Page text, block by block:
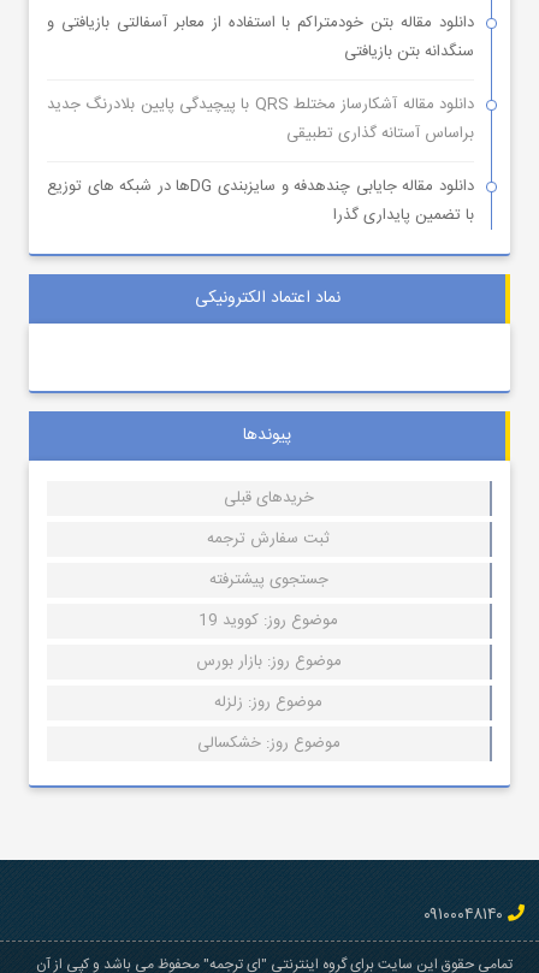
دانلود مقاله بتن خودمتراکم با استفاده از معابر آسفالتی بازیافتی و
سنگدانه بتن بازیافتی
دانلود مقاله آشکارساز مختلط QRS با پیچیدگی پایین بلادرنگ جدید
براساس آستانه گذاری تطبیقی
دانلود مقاله جایابی چندهدفه و سایزبندی DGها در شبکه های توزیع
با تضمین پایداری گذرا
نماد اعتماد الکترونیکی
پیوندها
خریدهای قبلی
ثبت سفارش ترجمه
جستجوی پیشترفته
موضوع روز: کووید 19
موضوع روز: بازار بورس
موضوع روز: زلزله
موضوع روز: خشکسالی
تمامی حقوق این سایت برای گروه اینترنتی "ای ترجمه" محفوظ می باشد و کپی از آن